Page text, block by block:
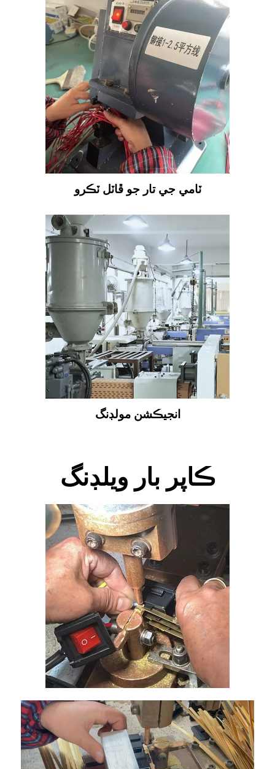
ٽامي جي تار جو ڦاٽل ٽڪرو
انجيڪشن مولڊنگ
ڪاپر بار ويلڊنگ